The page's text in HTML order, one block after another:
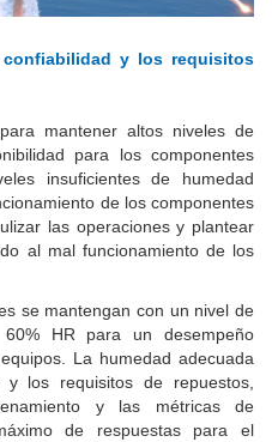
y los requisitos
mantener altos niveles de
para los componentes
insuficientes de humedad
de los componentes
las operaciones y plantear
al mal funcionamiento de los
se mantengan con un nivel de
HR para un desempeño
La humedad adecuada
los requisitos de repuestos,
y las métricas de
de respuestas para el